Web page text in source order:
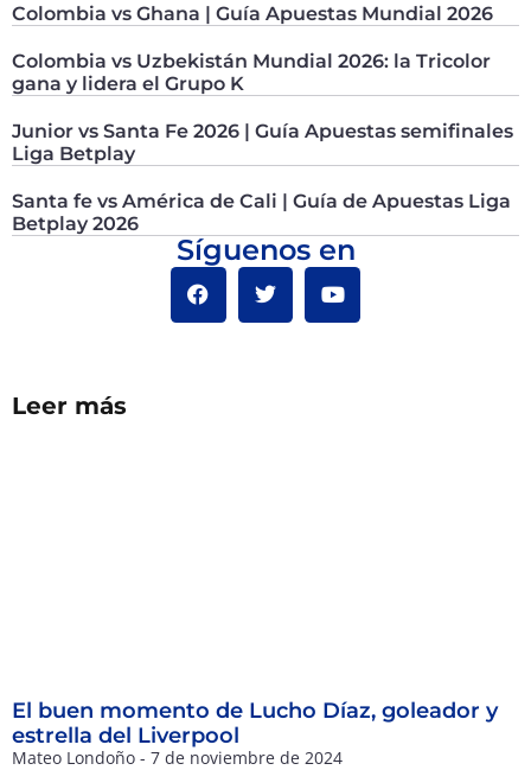
Colombia vs Ghana | Guía Apuestas Mundial 2026
Colombia vs Uzbekistán Mundial 2026: la Tricolor
gana y lidera el Grupo K
Junior vs Santa Fe 2026 | Guía Apuestas semifinales
Liga Betplay
Santa fe vs América de Cali | Guía de Apuestas Liga
Betplay 2026
Síguenos en
Leer más
El buen momento de Lucho Díaz, goleador y
estrella del Liverpool
Mateo Londoño 7 de noviembre de 2024